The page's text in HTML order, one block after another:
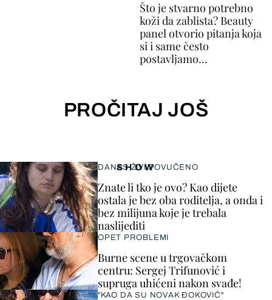
Što je stvarno potrebno
koži da zablista? Beauty
panel otvorio pitanja koja
si i same često
postavljamo...
PROČITAJ JOŠ
SHOW
DANAS ŽIVI POVUČENO
Znate li tko je ovo? Kao dijete
ostala je bez oba roditelja, a onda i
bez milijuna koje je trebala
naslijediti
OPET PROBLEMI
Burne scene u trgovačkom
centru: Sergej Trifunović i
supruga uhićeni nakon svađe!
"KAO DA SU NOVAK ĐOKOVIĆ"